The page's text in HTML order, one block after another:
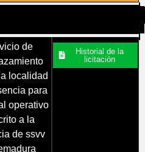
de
localidad
para
operativo
a la
de ssvv
Historial de la
licitación